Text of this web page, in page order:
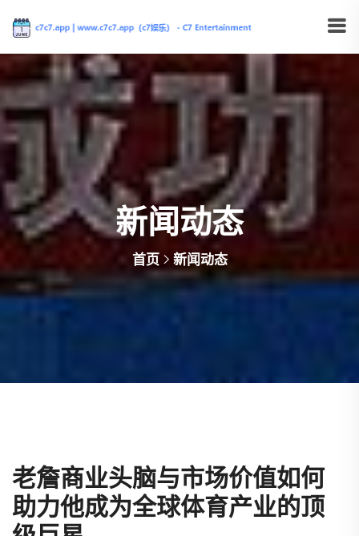
新闻动态
首页 新闻动态
老詹商业头脑与市场价值如何
助力他成为全球体育产业的顶